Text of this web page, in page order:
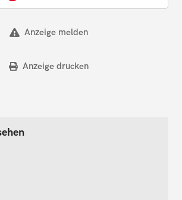
Anzeige melden
Anzeige drucken